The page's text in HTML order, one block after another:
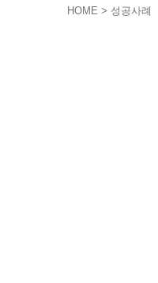
HOME > 성공사례